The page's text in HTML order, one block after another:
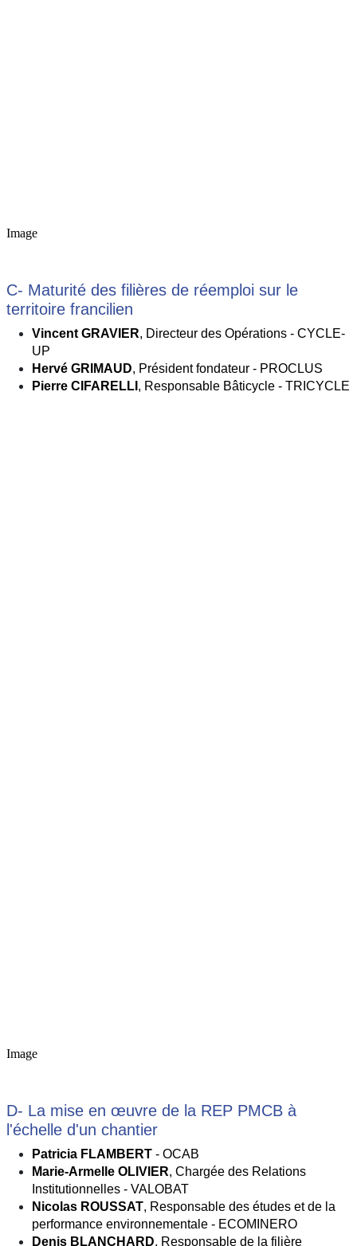
Image
C- Maturité des filières de réemploi sur le
territoire francilien
Vincent GRAVIER, Directeur des Opérations - CYCLE-
UP
Hervé GRIMAUD, Président fondateur - PROCLUS
Pierre CIFARELLI , Responsable Bâticycle - TRICYCLE
Image
D- La mise en œuvre de la REP PMCB à
l'échelle d'un chantier
Patricia FLAMBERT - OCAB
Marie-Armelle OLIVIER, Chargée des Relations
Institutionnelles - VALOBAT
Nicolas ROUSSAT, Responsable des études et de la
performance environnementale - ECOMINERO
Denis BLANCHARD, Responsable de la filière